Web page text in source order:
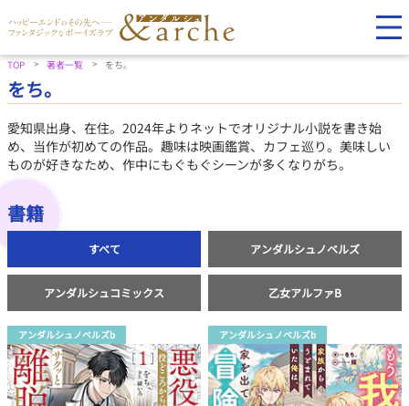
TOP 著者一覧 をち。
をち。
愛知県出身、在住。2024年よりネットでオリジナル小説を書き始
め、当作が初めての作品。趣味は映画鑑賞、カフェ巡り。美味しい
ものが好きなため、作中にもぐもぐシーンが多くなりがち。
書籍
すべて アンダルシュノベルズ
アンダルシュコミックス 乙女アルファB
アンダルシュノベルズb アンダルシュノベルズb